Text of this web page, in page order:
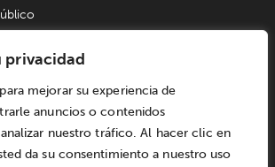
privacidad
mejorar su experiencia de
anuncios o contenidos
nuestro tráfico. Al hacer clic en
da su consentimiento a nuestro uso
(TOC)